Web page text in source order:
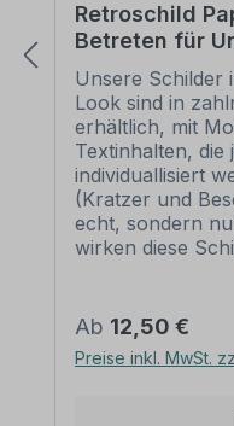
Retroschild
Betreten für
Werkstattschild
Unsere Schilder
Look sind in
erhältlich, mit
Textinhalten, die
individuallisiert
(Kratzer und
echt, sondern
wirken diese
Schilder werden
gefertigt, sie
Größen
oder mit
Regulärer Preis:
Ab 12,50 €
Preise inkl. MwSt.